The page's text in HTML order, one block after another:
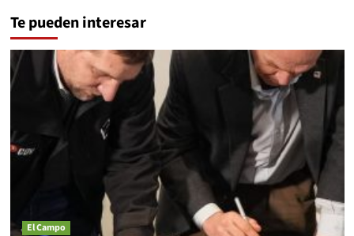
Te pueden interesar
El Campo